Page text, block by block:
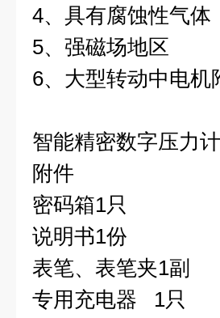
4、具有腐蚀性气体
5、强磁场地区
6、大型转动中电机
智能精密数字压力
附件
密码箱1只
说明书1份
表笔、表笔夹1副
专用充电器 1只